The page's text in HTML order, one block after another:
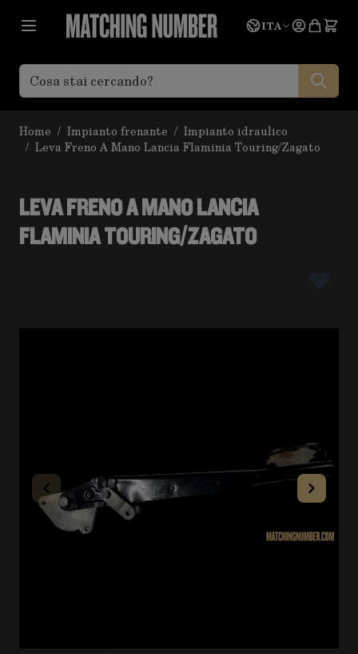
Lingua
ITA
Home / Impianto frenante / Impianto idraulico
/ Leva Freno A Mano Lancia Flaminia Touring/Zagato
LEVA FRENO A MANO LANCIA
FLAMINIA TOURING/ZAGATO